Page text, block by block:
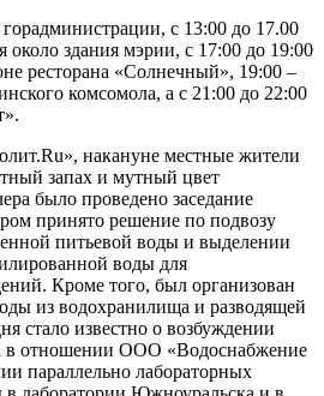
с 13:00 до 17.00
около здания мэрии, с 17:00 до 19:00
ресторана «Солнечный», 19:00 –
комсомола, а с 21:00 до 22:00
накануне местные жители
запах и мутный цвет
было проведено заседание
принято решение по подвозу
питьевой воды и выделении
воды для
Кроме того, был организован
из водохранилища и разводящей
стало известно о возбуждении
в отношении ООО «Водоснабжение
параллельно лабораторных